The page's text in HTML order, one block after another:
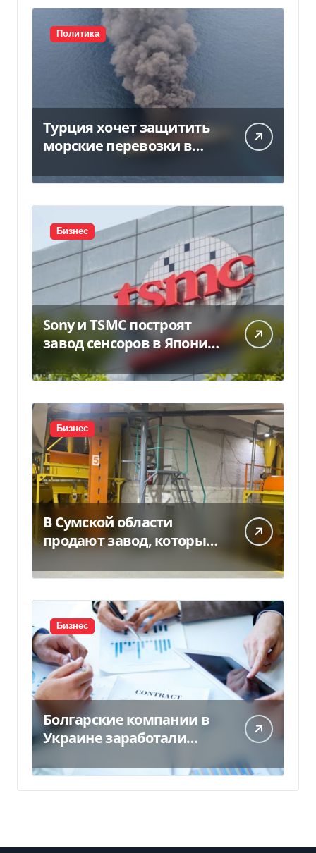
Политика
Турция хочет защитить
морские перевозки в
предложение отправили
в Россию
Бизнес
Sony и TSMC построят
завод сенсоров в Японии
за $6,4 млрд
Бизнес
В Сумской области
продают завод, который
продает 90% товаров за
границу
Бизнес
Болгарские компании в
Украине заработали
кто в лидерах